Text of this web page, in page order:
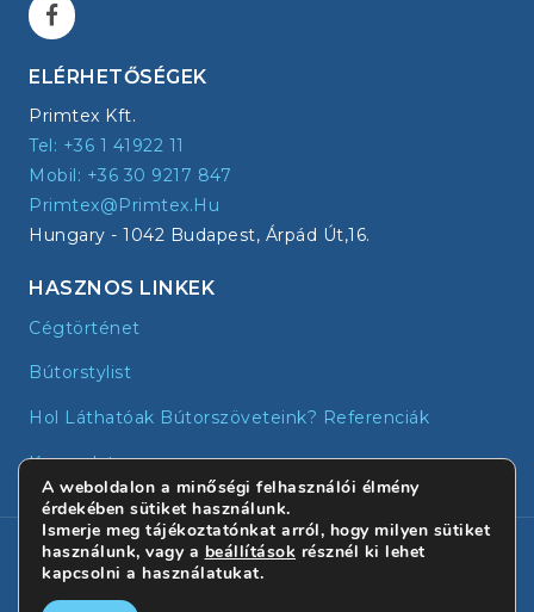
ELÉRHETŐSÉGEK
Primtex Kft.
Tel: +36 1 41922 11
Mobil: +36 30 9217 847
Primtex@primtex.hu
Hungary - 1042 Budapest, Árpád Út,16.
HASZNOS LINKEK
Cégtörténet
Bútorstylist
Hol Láthatóak Bútorszöveteink? Referenciák
Kapcsolat
© 2026 - Primtex | Minden jog fenntartva!
A weboldalon a minőségi felhasználói élmény
érdekében sütiket használunk.
Ismerje meg tájékoztatónkat arról, hogy milyen sütiket
használunk, vagy a beállítások résznél ki lehet
kapcsolni a használatukat.